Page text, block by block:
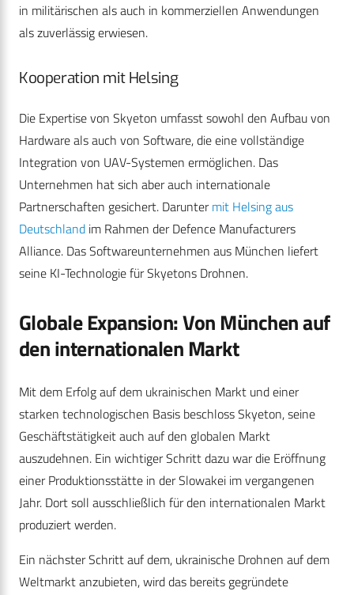
in militärischen als auch in kommerziellen Anwendungen
als zuverlässig erwiesen.
Kooperation mit Helsing
Die Expertise von Skyeton umfasst sowohl den Aufbau von
Hardware als auch von Software, die eine vollständige
Integration von UAV-Systemen ermöglichen. Das
Unternehmen hat sich aber auch internationale
Partnerschaften gesichert. Daruntermit Helsing aus
Deutschland im Rahmen der Defence Manufacturers
Alliance. Das Softwareunternehmen aus München liefert
seine KI-Technologie für Skyetons Drohnen.
Globale Expansion: Von München auf
den internationalen Markt
Mit dem Erfolg auf dem ukrainischen Markt und einer
starken technologischen Basis beschloss Skyeton, seine
Geschäftstätigkeit auch auf den globalen Markt
auszudehnen. Ein wichtiger Schritt dazu war die Eröffnung
einer Produktionsstätte in der Slowakei im vergangenen
Jahr. Dort soll ausschließlich für den internationalen Markt
produziert werden.
Ein nächster Schritt auf dem, ukrainische Drohnen auf dem
Weltmarkt anzubieten, wird das bereits gegründete